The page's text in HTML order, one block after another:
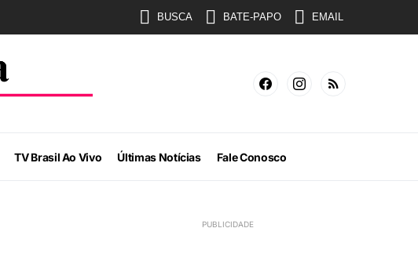
BUSCA BATE-PAPO EMAIL
TV Brasil Ao Vivo Últimas Notícias Fale Conosco